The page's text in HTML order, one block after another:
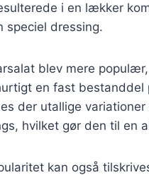
i en lækker
speciel dressing.
blev mere
en fast
der utallige
hvilket gør den til en
kan også